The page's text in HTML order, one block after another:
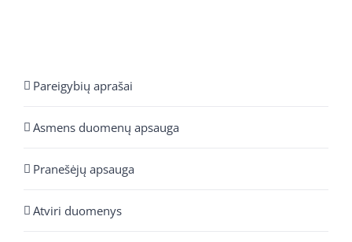
Pareigybių aprašai
Asmens duomenų apsauga
Pranešėjų apsauga
Atviri duomenys